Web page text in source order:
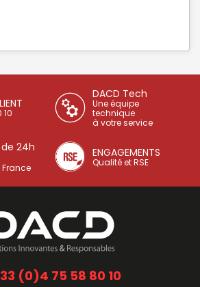
DACD Tech
Une équipe
technique
à votre service
de 24h
France
ENGAGEMENTS
Qualité et RSE
(0)4 75 58 80 10